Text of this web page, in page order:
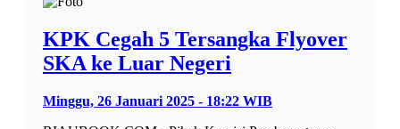
KPK Cegah 5 Tersangka Flyover
SKA ke Luar Negeri
Minggu, 26 Januari 2025 - 18:22 WIB